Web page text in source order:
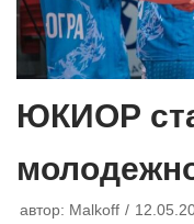
ЮКИОР
автор: Malkoff